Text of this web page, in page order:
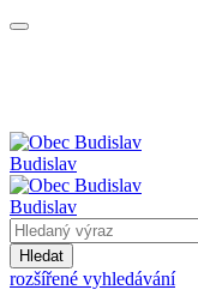
Budislav
Budislav
Hledat
rozšířené vyhledávání